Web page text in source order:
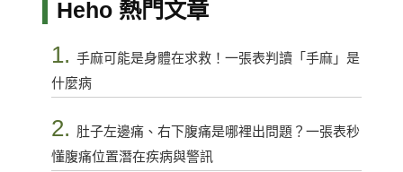
Heho 熱門文章
1. 手麻可能是身體在求救！一張表判讀「手麻」是
什麼病
2. 肚子左邊痛、右下腹痛是哪裡出問題？一張表秒
懂腹痛位置潛在疾病與警訊